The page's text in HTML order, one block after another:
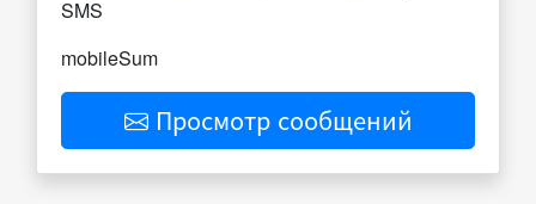
SMS
mobileSum
Просмотр сообщений